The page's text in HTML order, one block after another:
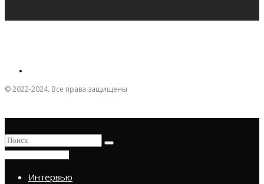
© 2022-2024. Все права защищены
Интервью